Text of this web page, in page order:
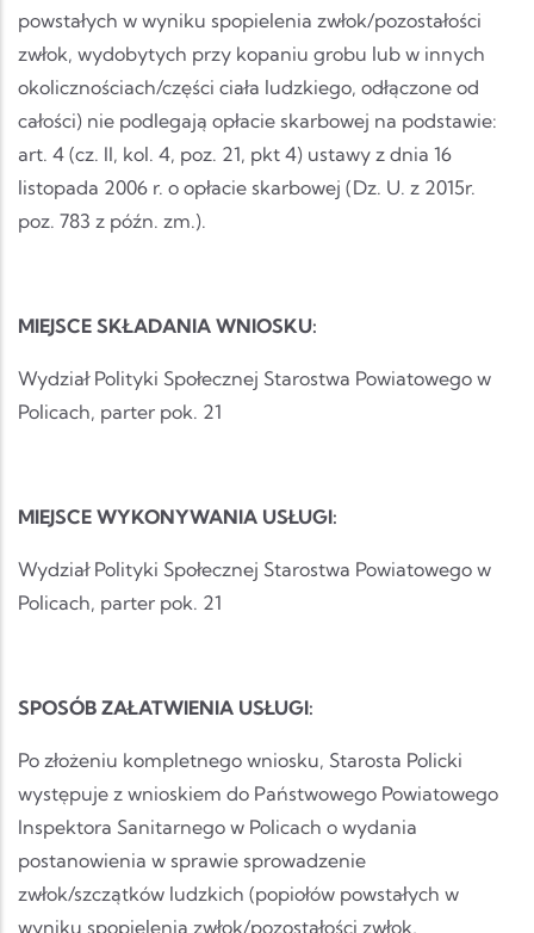
powstałych w wyniku spopielenia zwłok/pozostałości
zwłok, wydobytych przy kopaniu grobu lub w innych
okolicznościach/części ciała ludzkiego, odłączone od
całości) nie podlegają opłacie skarbowej na podstawie:
art. 4 (cz. II, kol. 4, poz. 21, pkt 4) ustawy z dnia 16
listopada 2006 r. o opłacie skarbowej (Dz. U. z 2015r.
poz. 783 z późn. zm.).
MIEJSCE SKŁADANIA WNIOSKU:
Wydział Polityki Społecznej Starostwa Powiatowego w
Policach, parter pok. 21
MIEJSCE WYKONYWANIA USŁUGI:
Wydział Polityki Społecznej Starostwa Powiatowego w
Policach, parter pok. 21
SPOSÓB ZAŁATWIENIA USŁUGI:
Po złożeniu kompletnego wniosku, Starosta Policki
występuje z wnioskiem do Państwowego Powiatowego
Inspektora Sanitarnego w Policach o wydania
postanowienia w sprawie sprowadzenie
zwłok/szczątków ludzkich (popiołów powstałych w
wyniku spopielenia zwłok/pozostałości zwłok,